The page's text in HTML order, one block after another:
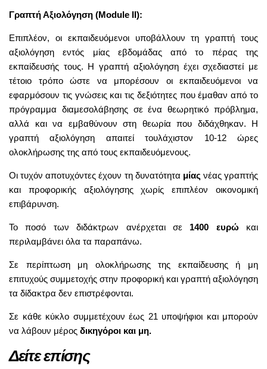
Γραπτή Αξιολόγηση (Module II):
Επιπλέον, οι εκπαιδευόμενοι υποβάλλουν τη γραπτή τους
αξιολόγηση εντός μίας εβδομάδας από το πέρας της
εκπαίδευσής τους. Η γραπτή αξιολόγηση έχει σχεδιαστεί με
τέτοιο τρόπο ώστε να μπορέσουν οι εκπαιδευόμενοι να
εφαρμόσουν τις γνώσεις και τις δεξιότητες που έμαθαν από το
πρόγραμμα διαμεσολάβησης σε ένα θεωρητικό πρόβλημα,
αλλά και να εμβαθύνουν στη θεωρία που διδάχθηκαν. Η
γραπτή αξιολόγηση απαιτεί τουλάχιστον 10-12 ώρες
ολοκλήρωσης της από τους εκπαιδευόμενους.
Οι τυχόν αποτυχόντες έχουν τη δυνατότητα μίας νέας γραπτής
και προφορικής αξιολόγησης χωρίς επιπλέον οικονομική
επιβάρυνση.
Το ποσό των διδάκτρων ανέρχεται σε 1400 ευρώ και
περιλαμβάνει όλα τα παραπάνω.
Σε περίπτωση μη ολοκλήρωσης της εκπαίδευσης ή μη
επιτυχούς συμμετοχής στην προφορική και γραπτή αξιολόγηση
τα δίδακτρα δεν επιστρέφονται.
Σε κάθε κύκλο συμμετέχουν έως 21 υποψήφιοι και μπορούν
να λάβουν μέρος δικηγόροι και μη.
Δείτε επίσης